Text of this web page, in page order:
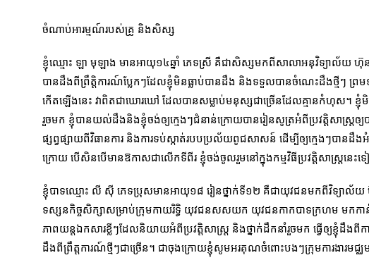
ចំណាប់អារម្មណ៍របស់គ្រូ និងសិស្ស
ខ្ញុំឈ្មោះ ឡា មុឡាង មានអាយុ១៤ឆ្នាំ ភេទស្រី គឺជាសិស្សមកពីសាលាអនុវិទ្យាល័យ ហ៊ុន
បានដឹងពីព្រឹត្តិការណ៍ប្លែកៗដែលខ្ញុំមិនធ្លាប់បានដឹង និងទទួលបានចំណេះដឹងថ្មីៗ
កើតឡើងនេះ វាពិតជាឃោរឃៅ ដែលបានសម្លាប់មនុស្សជាច្រើនដែលគ្មានកំហុស។​
រួចមក ខ្ញុំបានយល់ដឹងនិងខ្ញុំចង់ឲ្យក្មេងៗជំនាន់ក្រោយបានរៀនសូត្រអំពីប្រវត្តិសាស្រ្ត
ផ្សព្វផ្សាយពីវិធានការ និងការទប់ស្កាត់របបប្រល័យពូជសាសន៍ ដើម្បីឲ្យក្មេងៗបាន
ក្រោយ បើសិនបើមានឱកាសជាលើកទីពីរ ខ្ញុំចង់ចូលរួមនៅក្នុងកម្មវិធីប្រវត្តិសាស្រ្តនេះ
ខ្ញុំបាទឈ្មោះ លី ស៊ី ភេទប្រុសមានអាយុ១៨ រៀនថ្នាក់ទី១២ គឺជាយុវជនមកពីវិទ្យាល័យ ប៊ុ
ទស្សនកិច្ចសិក្សាសម្រាប់ក្រុមកាយរិទ្ធិ យុវជនសសយក យុវជនកាកបាទក្រហម មកកា
ភាពយន្តឯកសារខ្លីៗដែលនិយាយអំពីប្រវត្តិសាស្រ្ត និងថ្នាក់ដឹកនាំរួចមក ធ្វើឲ្យខ្ញុំដឹ
ដឹងពីព្រឹត្តការណ៍ថ្មីៗជាច្រើន។ ជាចុងក្រោយខ្ញុំសូមអរគុណចំពោះបងៗក្រុមការ​ងារមជ្ឈ​